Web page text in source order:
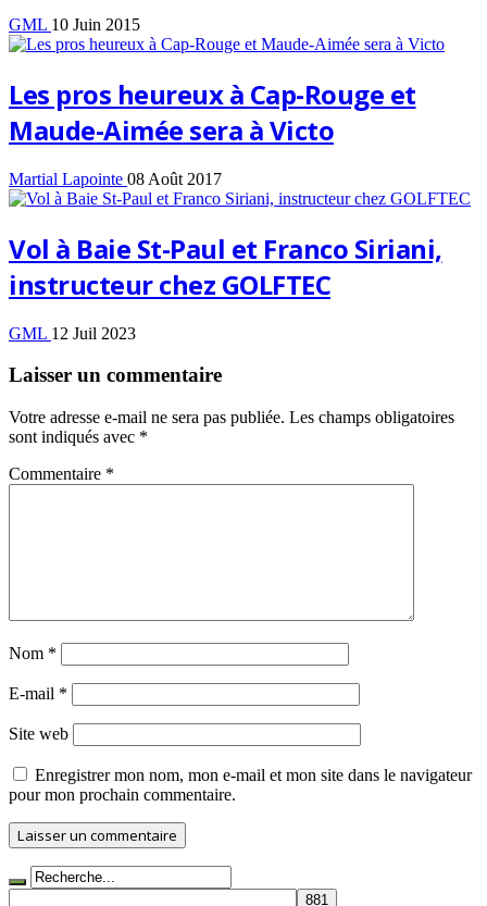
GML 10 Juin 2015
Les pros heureux à Cap-Rouge et
Maude-Aimée sera à Victo
Martial Lapointe 08 Août 2017
Vol à Baie St-Paul et Franco Siriani,
instructeur chez GOLFTEC
GML 12 Juil 2023
Laisser un commentaire
Votre adresse e-mail ne sera pas publiée. Les champs obligatoires
sont indiqués avec *
Commentaire *
Nom *
E-mail *
Site web
Enregistrer mon nom, mon e-mail et mon site dans le navigateur
pour mon prochain commentaire.